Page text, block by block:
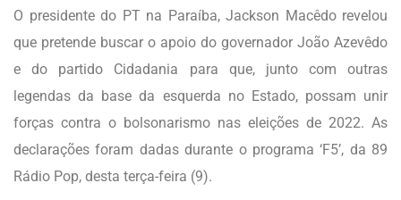
O presidente do PT na Paraíba, Jackson Macêdo revelou
que pretende buscar o apoio do governador João Azevêdo
e do partido Cidadania para que, junto com outras
legendas da base da esquerda no Estado, possam unir
forças contra o bolsonarismo nas eleições de 2022. As
declarações foram dadas durante o programa ‘F5’, da 89
Rádio Pop, desta terça-feira (9).